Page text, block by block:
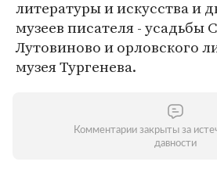
литературы и искусства и
музеев писателя - усадьбы
Лутовиново и орловского
музея Тургенева.
Комментарии закрыты за
давности